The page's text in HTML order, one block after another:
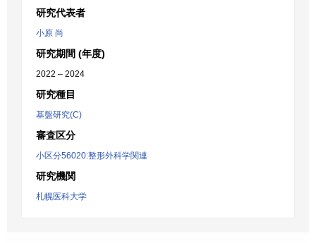
研究代表者
小原 尚
研究期間 (年度)
2022 – 2024
研究種目
基盤研究(C)
審査区分
小区分56020:整形外科学関連
研究機関
札幌医科大学